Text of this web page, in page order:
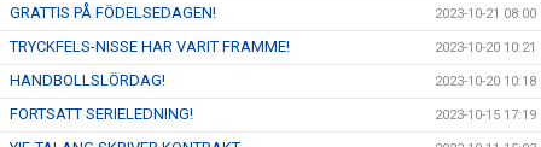
GRATTIS PÅ FÖDELSEDAGEN! 2023-10-21 08:00
TRYCKFELS-NISSE HAR VARIT FRAMME! 2023-10-20 10:21
HANDBOLLSLÖRDAG! 2023-10-20 10:18
FORTSATT SERIELEDNING! 2023-10-15 17:19